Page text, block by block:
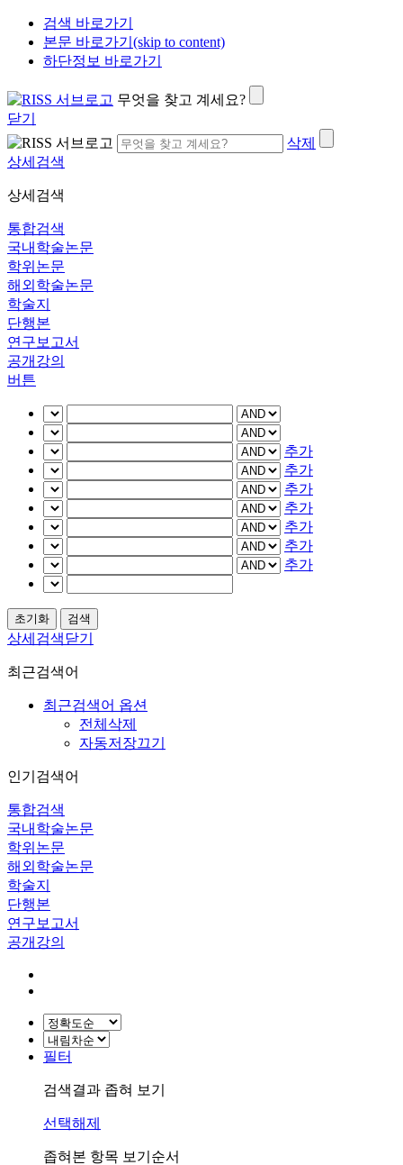
검색 바로가기
본문 바로가기(skip to content)
하단정보 바로가기
무엇을 찾고 계세요?
닫기
삭제
상세검색
상세검색
통합검색
국내학술논문
학위논문
해외학술논문
학술지
단행본
연구보고서
공개강의
버튼
추가
추가
추가
추가
추가
추가
추가
상세검색닫기
최근검색어
최근검색어 옵션
전체삭제
자동저장끄기
인기검색어
통합검색
국내학술논문
학위논문
해외학술논문
학술지
단행본
연구보고서
공개강의
필터
검색결과 좁혀 보기
선택해제
좁혀본 항목 보기순서